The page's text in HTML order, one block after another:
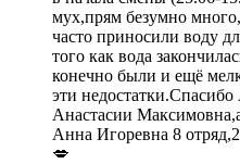
мух,прям безумно
часто приносили воду
того как вода
конечно были и ещё
эти
Анастасии
Анна Игоревна 8
💋